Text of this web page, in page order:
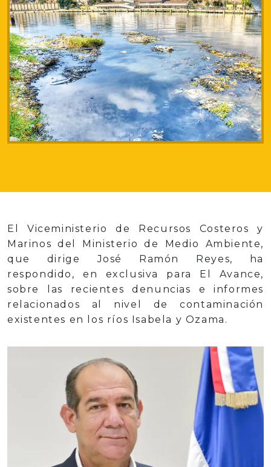
El Viceministerio de Recursos Costeros y
Marinos del Ministerio de Medio Ambiente,
que dirige José Ramón Reyes, ha
respondido, en exclusiva para El Avance,
sobre las recientes denuncias e informes
relacionados al nivel de contaminación
existentes en los ríos Isabela y Ozama.